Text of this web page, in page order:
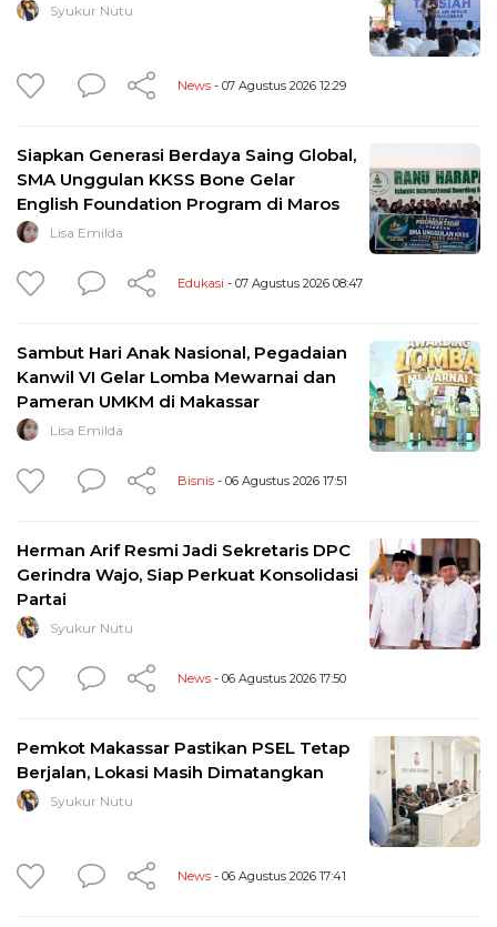
Syukur Nutu
News - 07 Agustus 2026 12:29
Siapkan Generasi Berdaya Saing Global,
SMA Unggulan KKSS Bone Gelar
English Foundation Program di Maros
Lisa Emilda
Edukasi - 07 Agustus 2026 08:47
Sambut Hari Anak Nasional, Pegadaian
Kanwil VI Gelar Lomba Mewarnai dan
Pameran UMKM di Makassar
Lisa Emilda
Bisnis - 06 Agustus 2026 17:51
Herman Arif Resmi Jadi Sekretaris DPC
Gerindra Wajo, Siap Perkuat Konsolidasi
Partai
Syukur Nutu
News - 06 Agustus 2026 17:50
Pemkot Makassar Pastikan PSEL Tetap
Berjalan, Lokasi Masih Dimatangkan
Syukur Nutu
News - 06 Agustus 2026 17:41